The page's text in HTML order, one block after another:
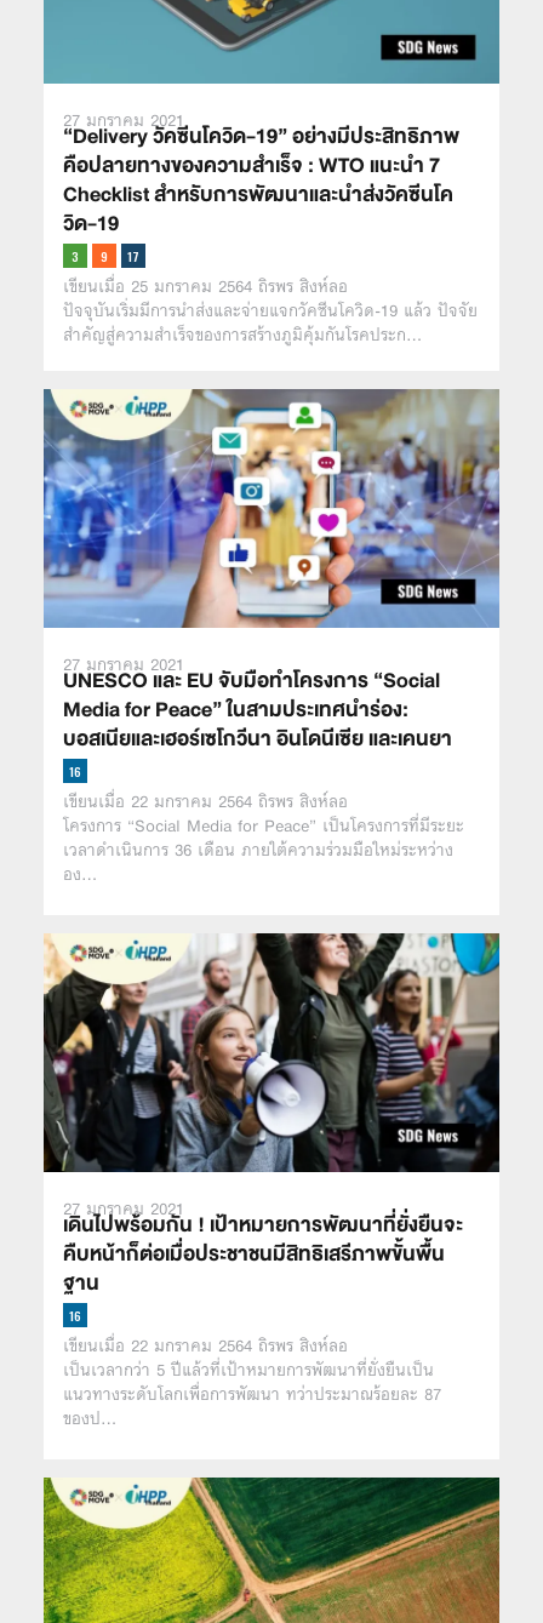
27 มกราคม 2021
“Delivery วัคซีนโควิด-19” อย่างมีประสิทธิภาพ
คือปลายทางของความสำเร็จ : WTO แนะนำ 7
Checklist สำหรับการพัฒนาและนำส่งวัคซีนโค
วิด-19
เขียนเมื่อ 25 มกราคม 2564 ถิรพร สิงห์ลอ
ปัจจุบันเริ่มมีการนำส่งและจ่ายแจกวัคซีนโควิด-19 แล้ว ปัจจัย
สำคัญสู่ความสำเร็จของการสร้างภูมิคุ้มกันโรคประก…
27 มกราคม 2021
UNESCO และ EU จับมือทำโครงการ “Social
Media for Peace” ในสามประเทศนำร่อง:
บอสเนียและเฮอร์เซโกวีนา อินโดนีเซีย และเคนยา
เขียนเมื่อ 22 มกราคม 2564 ถิรพร สิงห์ลอ
โครงการ “Social Media for Peace” เป็นโครงการที่มีระยะ
เวลาดำเนินการ 36 เดือน ภายใต้ความร่วมมือใหม่ระหว่าง
อง…
27 มกราคม 2021
เดินไปพร้อมกัน ! เป้าหมายการพัฒนาที่ยั่งยืนจะ
คืบหน้าก็ต่อเมื่อประชาชนมีสิทธิเสรีภาพขั้นพื้น
ฐาน
เขียนเมื่อ 22 มกราคม 2564 ถิรพร สิงห์ลอ
เป็นเวลากว่า 5 ปีแล้วที่เป้าหมายการพัฒนาที่ยั่งยืนเป็น
แนวทางระดับโลกเพื่อการพัฒนา ทว่าประมาณร้อยละ 87
ของป…